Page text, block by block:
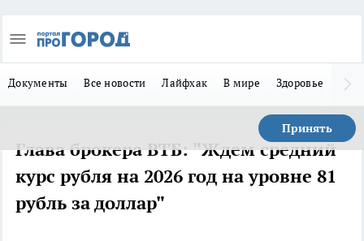
Документы Все новости Лайфхак В мире Здоровье
Принять
Глава брокера ВТБ: "Ждем средний
курс рубля на 2026 год на уровне 81
рубль за доллар"